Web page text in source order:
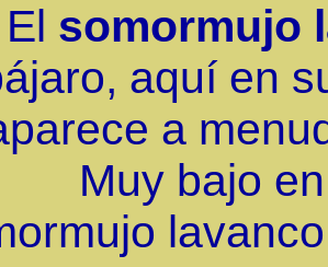
El somormujo
aquí en
a
Muy bajo